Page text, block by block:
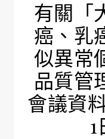
有關「
癌、乳
似異常
品質管
會議資